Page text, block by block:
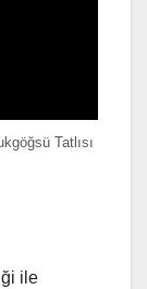
Tatlısı
ile